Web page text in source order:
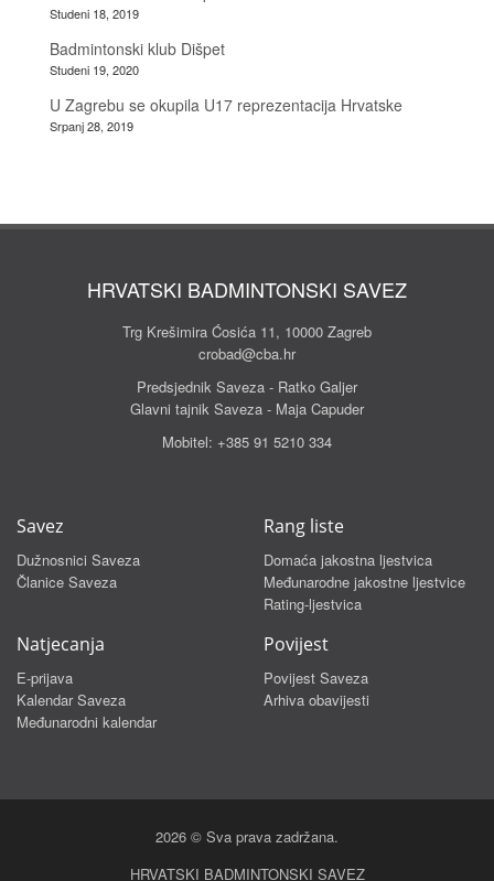
Studeni 18, 2019
Badmintonski klub Dišpet
Studeni 19, 2020
U Zagrebu se okupila U17 reprezentacija Hrvatske
Srpanj 28, 2019
HRVATSKI BADMINTONSKI SAVEZ
Trg Krešimira Ćosića 11, 10000 Zagreb
crobad@cba.hr
Predsjednik Saveza - Ratko Galjer
Glavni tajnik Saveza - Maja Capuder
Mobitel: +385 91 5210 334
Savez
Dužnosnici Saveza
Članice Saveza
Rang liste
Domaća jakostna ljestvica
Međunarodne jakostne ljestvice
Rating-ljestvica
Natjecanja
E-prijava
Kalendar Saveza
Međunarodni kalendar
Povijest
Povijest Saveza
Arhiva obavijesti
2026 © Sva prava zadržana.
HRVATSKI BADMINTONSKI SAVEZ